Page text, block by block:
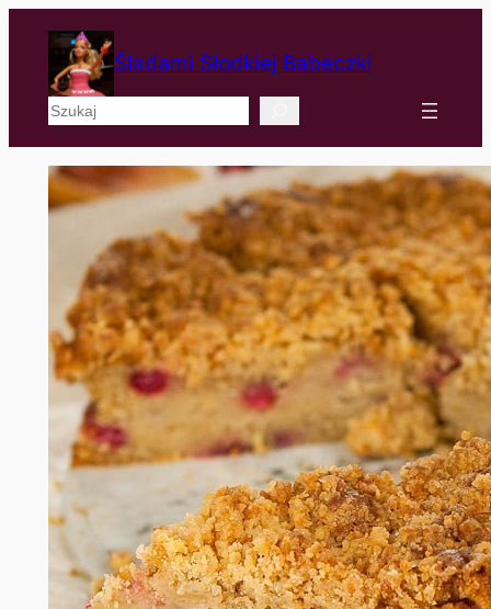
Śladami Słodkiej Babeczki
Szukaj